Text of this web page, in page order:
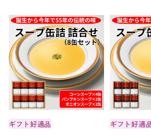
ギフト好適品 ギフト好適